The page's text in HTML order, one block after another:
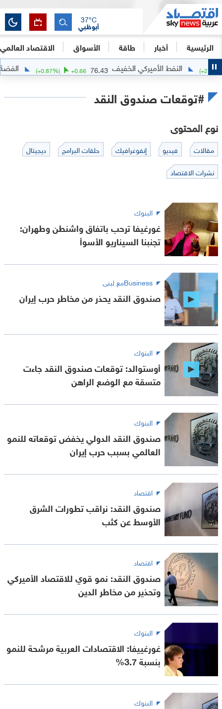
الرئيسية أخبار طاقة الأسواق الاقتصاد العالمي
أبوظبي
37°C
النفط الأميركي الخفيف 76.43
+0.66
(+0.87%) الفضة
#توقعات صندوق النقد
نوع المحتوى
مقالات فيديو إنفوغرافيك حلقات البرامج
ديجيتال
نشرات الاقتصاد
البنوك
غورغيفا ترحب باتفاق واشنطن وطهران:
تجنبنا السيناريو الأسوأ
Businessمع لبنى
صندوق النقد يحذر من مخاطر حرب إيران
البنوك
أوستوالد: توقعات صندوق النقد جاءت
متسقة مع الوضع الراهن
البنوك
صندوق النقد الدولي يخفض توقعاته للنمو
العالمي بسبب حرب إيران
اقتصاد
صندوق النقد: نراقب تطورات الشرق
الأوسط عن كثب
اقتصاد
صندوق النقد: نمو قوي للاقتصاد الأميركي
وتحذير من مخاطر الدين
البنوك
غورغييفا: الاقتصادات العربية مرشحة للنمو
بنسبة 3.7%
البنوك